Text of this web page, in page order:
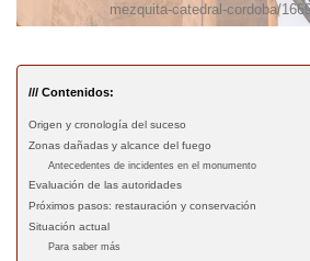
mezquita-catedral-cordoba/
/// Contenidos:
Origen y cronología del suceso
Zonas dañadas y alcance del fuego
Antecedentes de incidentes en el monumento
Evaluación de las autoridades
Próximos pasos: restauración y conservación
Situación actual
Para saber más